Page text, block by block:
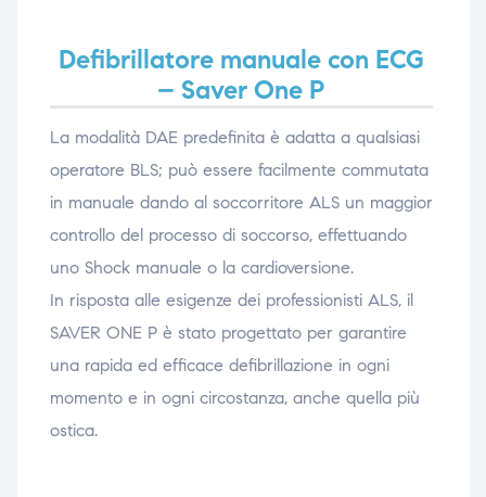
Defibrillatore manuale con ECG
– Saver One P
La modalità DAE predefinita è adatta a qualsiasi
operatore BLS; può essere facilmente commutata
in manuale dando al soccorritore ALS un maggior
controllo del processo di soccorso, effettuando
uno Shock manuale o la cardioversione.
In risposta alle esigenze dei professionisti ALS, il
SAVER ONE P è stato progettato per garantire
una rapida ed efficace defibrillazione in ogni
momento e in ogni circostanza, anche quella più
ostica.